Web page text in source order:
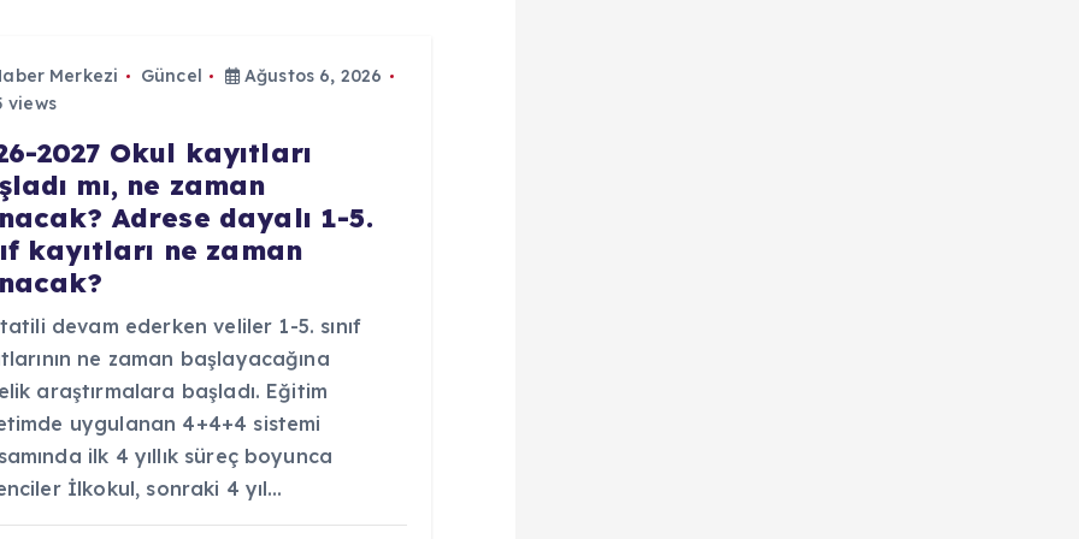
Merkezi Güncel
Ağustos 6, 2026
views
2027 Okul kayıtları
mı, ne zaman
Adrese dayalı 1-5.
kayıtları ne zaman
devam ederken veliler 1-5. sınıf
ne zaman başlayacağına
araştırmalara başladı. Eğitim
uygulanan 4+4+4 sistemi
ilk 4 yıllık süreç boyunca
İlkokul, sonraki 4 yıl…